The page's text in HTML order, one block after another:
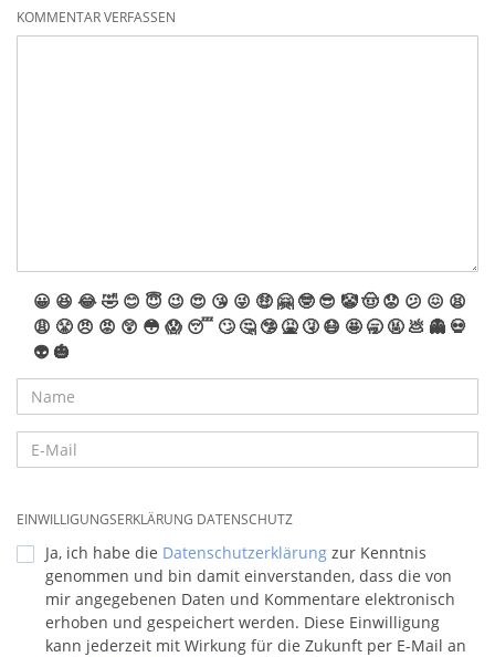
eine leere Schachtel zum Verkauf.
KOMMENTAR VERFASSEN
😀 😆 😂🤣 😊 😇 😉 😍 😘 😜 🤑 🤗 🤓 😎 🤡🤠 😟 😕 😖 😫
😩 😤 😠 😡 😲 😳 😱 😴 🙄 🤔 🤥 🤮 🤧 😷 🤩 🥱 🤬 💩 👻 💀
👽 🎃
EINWILLIGUNGSERKLÄRUNG DATENSCHUTZ
Ja, ich habe die Datenschutzerklärung zur Kenntnis
genommen und bin damit einverstanden, dass die von
mir angegebenen Daten und Kommentare elektronisch
erhoben und gespeichert werden. Diese Einwilligung
kann jederzeit mit Wirkung für die Zukunft per E-Mail an